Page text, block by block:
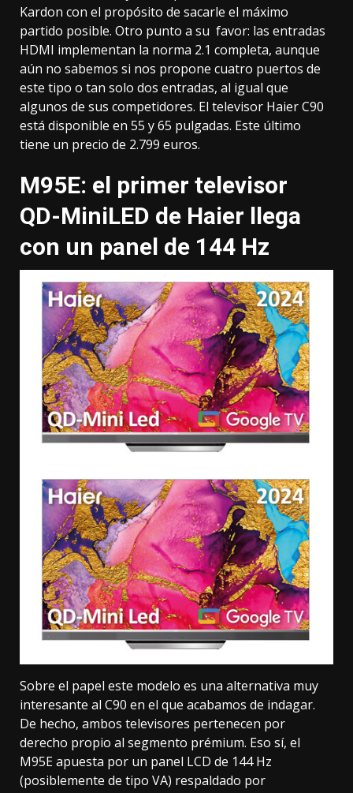
Kardon con el propósito de sacarle el máximo
partido posible. Otro punto a su favor: las entradas
HDMI implementan la norma 2.1 completa, aunque
aún no sabemos si nos propone cuatro puertos de
este tipo o tan solo dos entradas, al igual que
algunos de sus competidores. El televisor Haier C90
está disponible en 55 y 65 pulgadas. Este último
tiene un precio de 2.799 euros.
M95E: el primer televisor
QD-MiniLED de Haier llega
con un panel de 144 Hz
Sobre el papel este modelo es una alternativa muy
interesante al C90 en el que acabamos de indagar.
De hecho, ambos televisores pertenecen por
derecho propio al segmento prémium. Eso sí, el
M95E apuesta por un panel LCD de 144 Hz
(posiblemente de tipo VA) respaldado por